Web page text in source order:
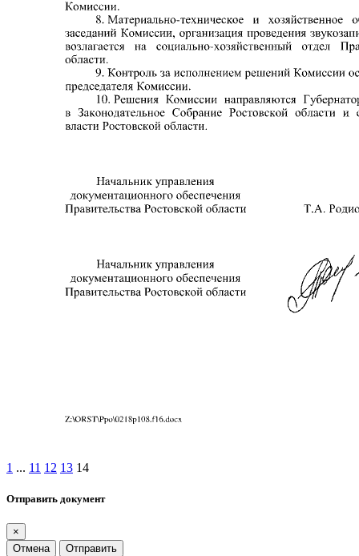
1 ... 11 12 13 14
Отправить документ
×
Отмена
Отправить